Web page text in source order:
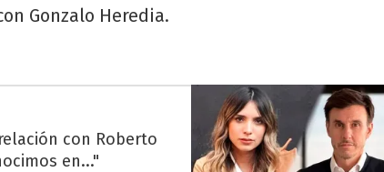
Gonzalo Heredia.
con Roberto
en..."